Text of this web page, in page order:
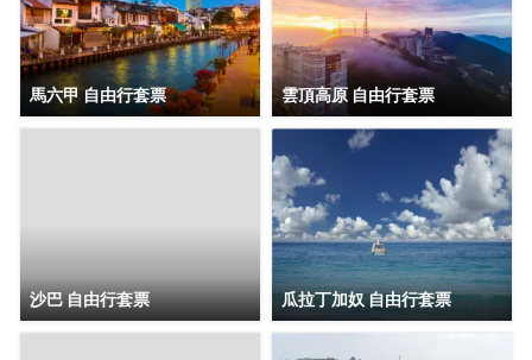
位下榻於此的您創造多元化的休閒空間，這其中包括按摩室
和室外泳池。酒店的會議廳將熱情的服務與專業的素質完美
地結合在一起。客人如需兌換貨幣，酒店會為您提供外幣兌
換服務。
馬六甲 自由行套票 雲頂高原 自由行套票
沙巴 自由行套票 瓜拉丁加奴 自由行套票